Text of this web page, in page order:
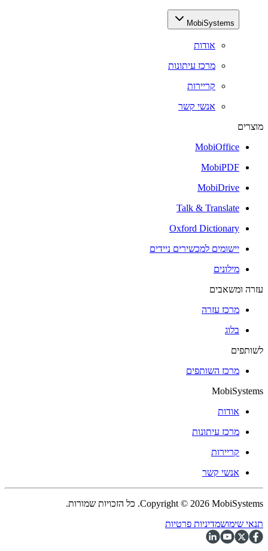
MobiSystems
אודות
מרכז עיתונות
קריירות
אנשי קשר
מוצרים
MobiOffice
MobiPDF
MobiDrive
Talk & Translate
Oxford Dictionary
יישומים למכשירים ניידים
מילונים
עזרה ומשאבים
מרכז עזרה
בלוג
לשותפים
מרכז השותפים
MobiSystems
אודות
מרכז עיתונות
קריירות
אנשי קשר
Copyright © 2026 MobiSystems. כל הזכויות שמורות.
תנאי שימושמדיניות פרטיות